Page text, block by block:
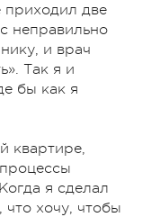
приходил две
неправильно
и врач
Так я и
бы как я
квартире,
я сделал
хочу, чтобы